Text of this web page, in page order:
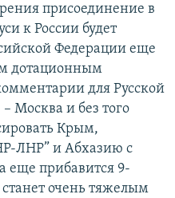
присоединение в
к России будет
Федерации еще
дотационным
для Русской
Москва и без того
Крым,
ЛНР” и Абхазию с
еще прибавится 9-
очень тяжелым